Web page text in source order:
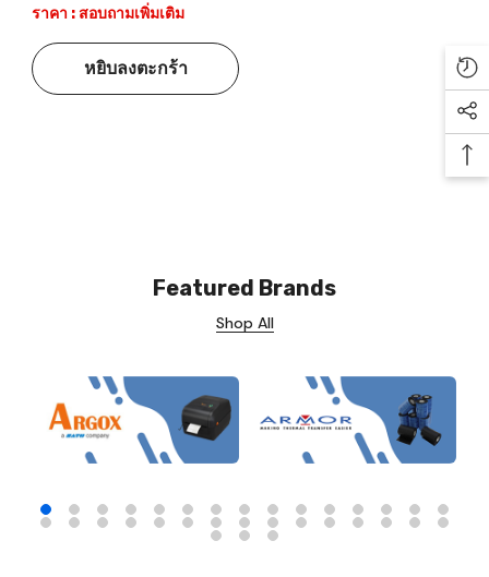
ราคา : สอบถามเพิ่มเติม
หยิบลงตะกร้า
Featured Brands
Shop All